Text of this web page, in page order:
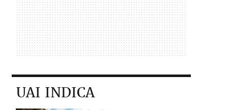
UAI INDICA